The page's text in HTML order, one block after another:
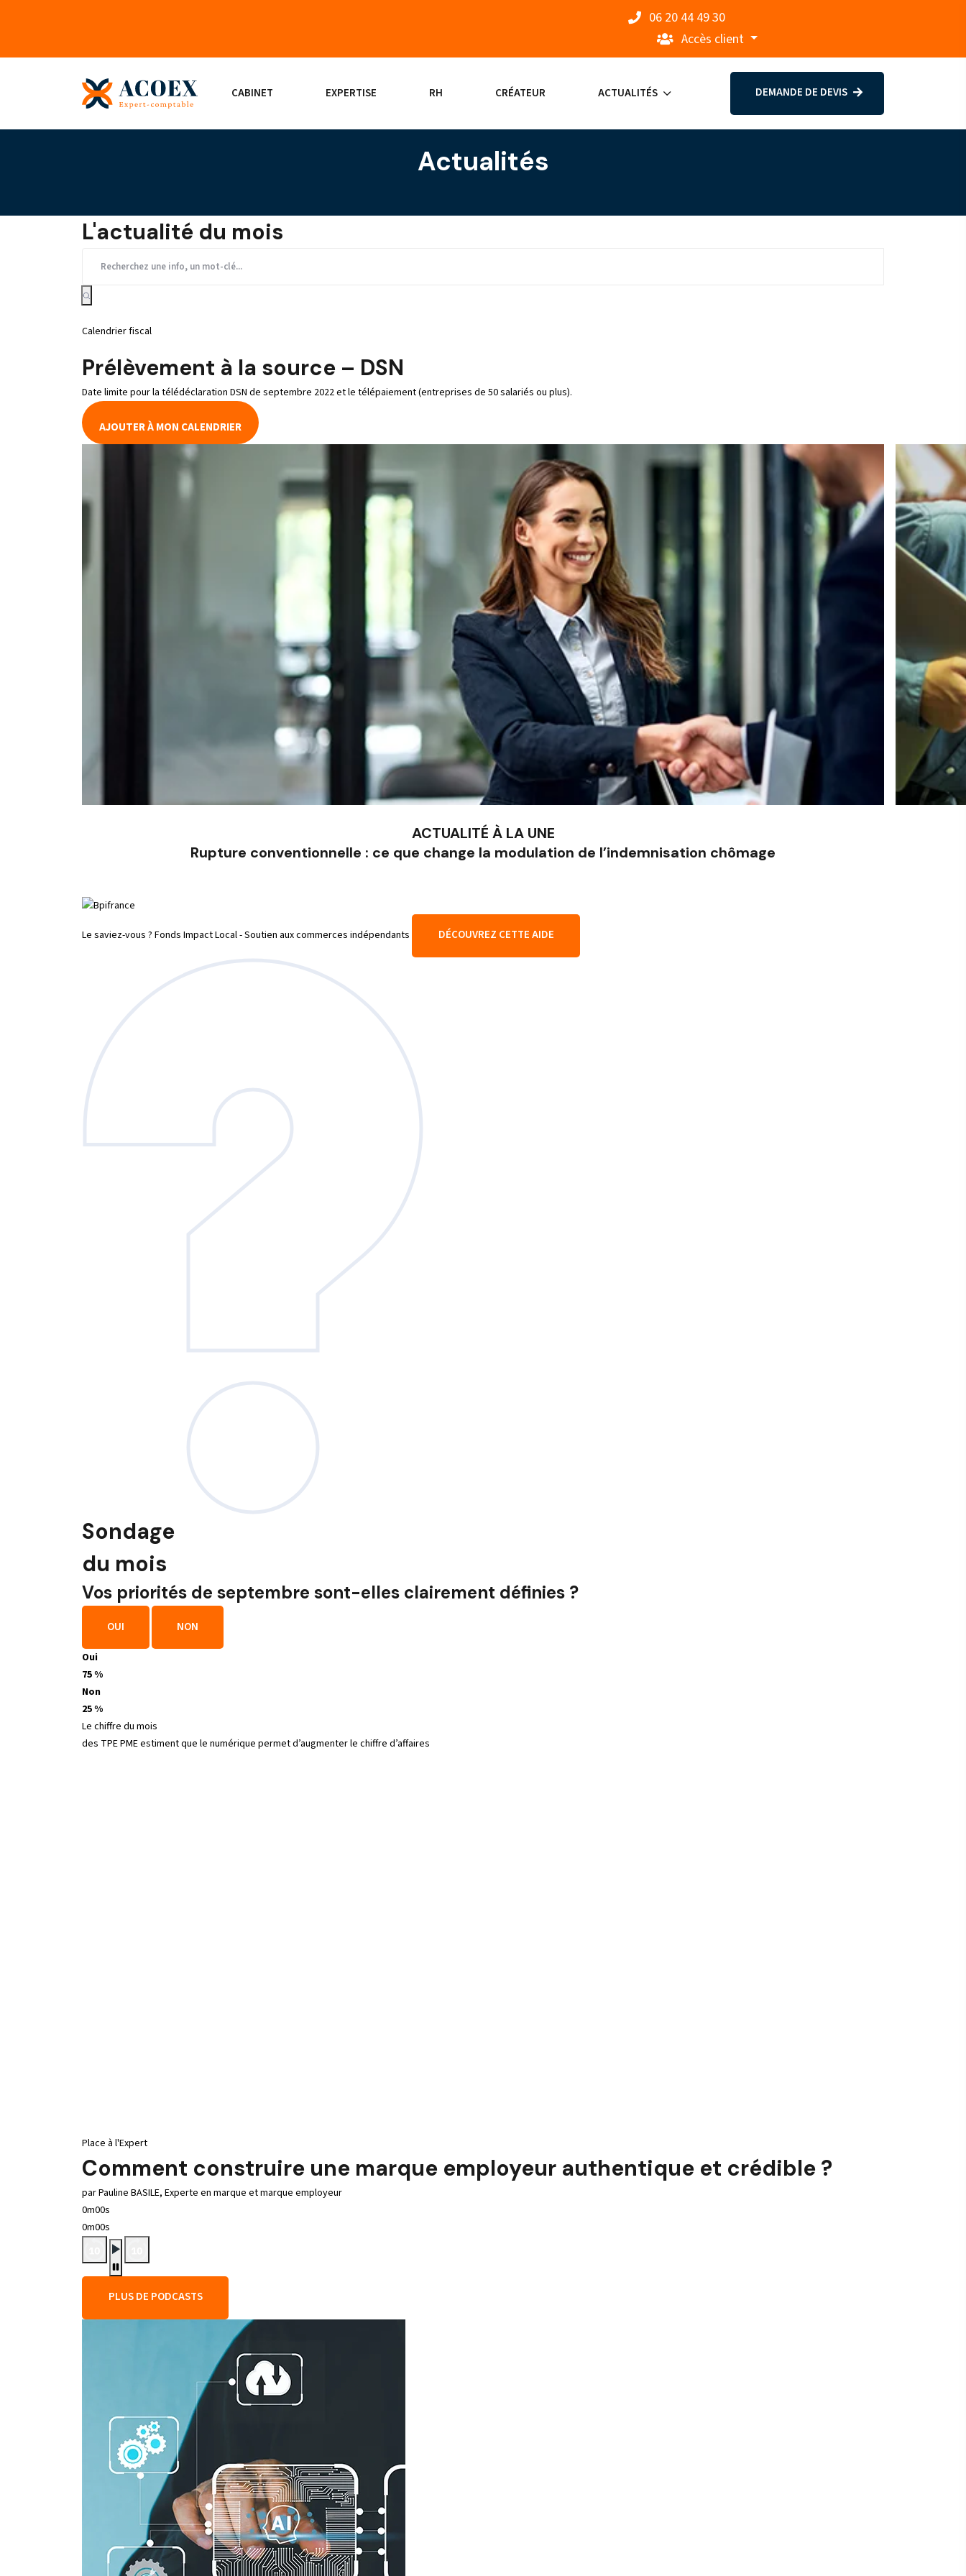
06 20 44 49 30
Accès client
CABINET EXPERTISE RH CRÉATEUR ACTUALITÉS DEMANDE DE DEVIS
Actualités
L'actualité du mois
Calendrier fiscal
Prélèvement à la source – DSN
Date limite pour la télédéclaration DSN de septembre 2022 et le télépaiement (entreprises de 50 salariés ou plus).
AJOUTER À MON CALENDRIER
ACTUALITÉ À LA UNE
Rupture conventionnelle : ce que change la modulation de l’indemnisation chômage
Le saviez-vous ? Fonds Impact Local - Soutien aux commerces indépendants DÉCOUVREZ CETTE AIDE
Sondage
du mois
Vos priorités de septembre sont-elles clairement définies ?
OUI NON
Oui
75 %
Non
25 %
Le chiffre du mois
des TPE PME estiment que le numérique permet d’augmenter le chiffre d’affaires
Place à l'Expert
Comment construire une marque employeur authentique et crédible ?
par Pauline BASILE, Experte en marque et marque employeur
0m00s
0m00s
PLUS DE PODCASTS